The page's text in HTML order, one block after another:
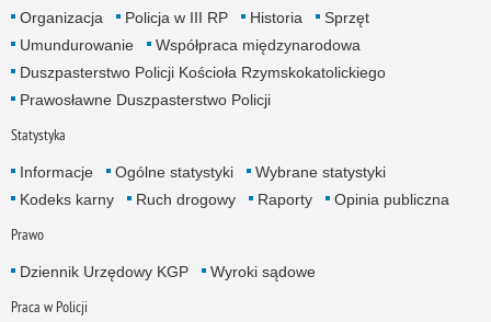
Organizacja
Policja w III RP Historia
Sprzęt
Umundurowanie
Współpraca międzynarodowa
Duszpasterstwo Policji Kościoła Rzymskokatolickiego
Prawosławne Duszpasterstwo Policji
Statystyka
Informacje Ogólne statystyki
Wybrane statystyki
Kodeks karny
Ruch drogowy Raporty Opinia publiczna
Prawo
Dziennik Urzędowy KGP Wyroki sądowe
Praca w Policji